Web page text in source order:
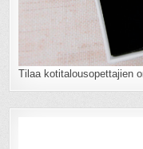
Tilaa kotitalousopettajien